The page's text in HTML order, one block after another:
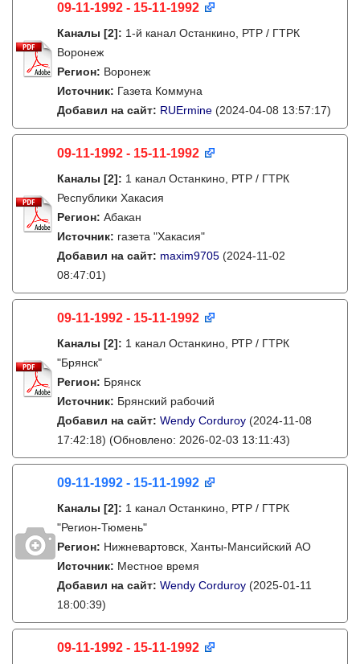
09-11-1992 - 15-11-1992
Каналы [2]: 1-й канал Останкино, РТР / ГТРК
Воронеж
Регион: Воронеж
Источник: Газета Коммуна
Добавил на сайт: RUErmine (2024-04-08 13:57:17)
09-11-1992 - 15-11-1992
Каналы [2]: 1 канал Останкино, РТР / ГТРК
Республики Хакасия
Регион: Абакан
Источник: газета "Хакасия"
Добавил на сайт: maxim9705 (2024-11-02
08:47:01)
09-11-1992 - 15-11-1992
Каналы [2]: 1 канал Останкино, РТР / ГТРК
"Брянск"
Регион: Брянск
Источник: Брянский рабочий
Добавил на сайт: Wendy Corduroy (2024-11-08
17:42:18) (Обновлено: 2026-02-03 13:11:43)
09-11-1992 - 15-11-1992
Каналы [2]: 1 канал Останкино, РТР / ГТРК
"Регион-Тюмень"
Регион: Нижневартовск, Ханты-Мансийский АО
Источник: Местное время
Добавил на сайт: Wendy Corduroy (2025-01-11
18:00:39)
09-11-1992 - 15-11-1992